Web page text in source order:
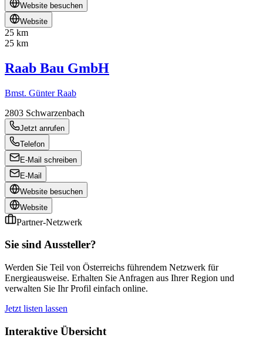
Website besuchen
Website
25 km
25 km
Raab Bau GmbH
Bmst. Günter Raab
2803 Schwarzenbach
Jetzt anrufen
Telefon
E-Mail schreiben
E-Mail
Website besuchen
Website
Partner-Netzwerk
Sie sind Aussteller?
Werden Sie Teil von Österreichs führendem Netzwerk für
Energieausweise. Erhalten Sie Anfragen aus Ihrer Region und
verwalten Sie Ihr Profil einfach online.
Jetzt listen lassen
Interaktive Übersicht